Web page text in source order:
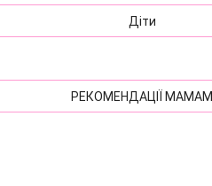
Діти
РЕКОМЕНДАЦІЇ МАМАМ